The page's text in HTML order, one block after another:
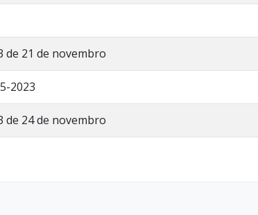
de 21 de novembro
2023
de 24 de novembro